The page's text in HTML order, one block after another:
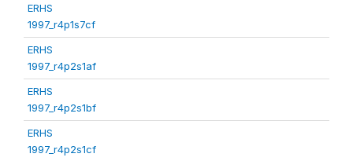
ERHS
1997_r4p1s7cf
ERHS
1997_r4p2s1af
ERHS
1997_r4p2s1bf
ERHS
1997_r4p2s1cf